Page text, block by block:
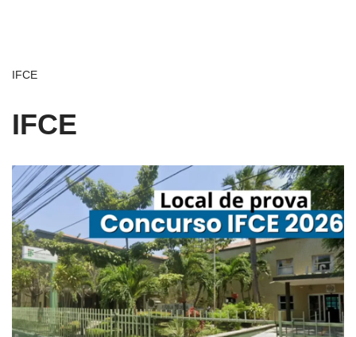
IFCE
IFCE